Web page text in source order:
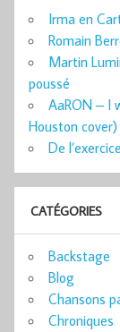
Irma en
Romain
Martin
poussé
AaRON – I
Houston cover)
De
CATÉGORIES
Backstage
Blog
Chansons
Chroniques